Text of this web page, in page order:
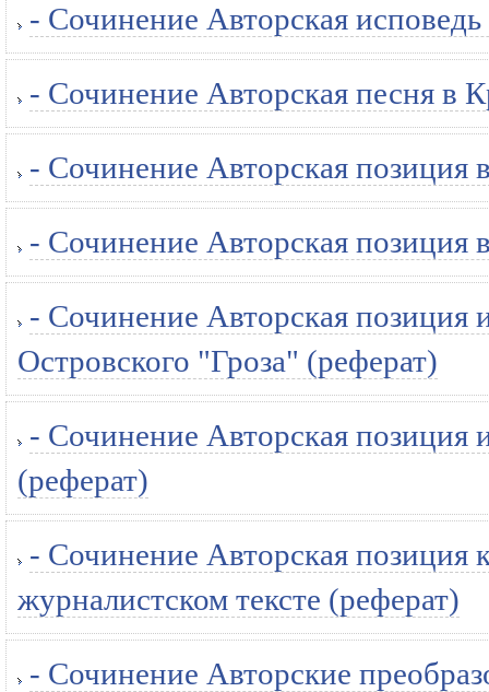
- Сочинение Авторская
- Сочинение Авторская песня в
- Сочинение Авторская
- Сочинение Авторская позиция
- Сочинение Авторская позиция
Островского "Гроза" (реферат)
- Сочинение Авторская позиция
(реферат)
- Сочинение Авторская позиция
журналистском тексте (реферат)
- Сочинение Авторские